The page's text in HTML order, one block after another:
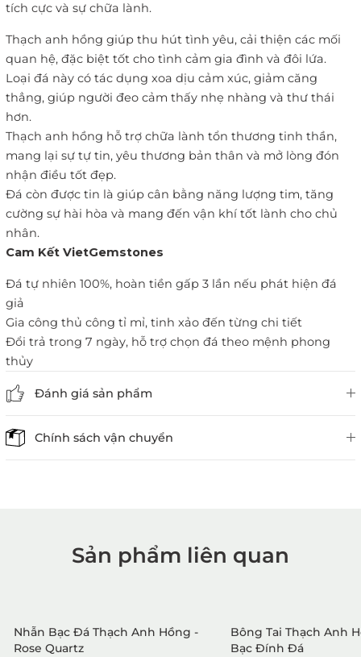
tích cực và sự chữa lành.
Thạch anh hồng giúp thu hút tình yêu, cải thiện các mối
quan hệ, đặc biệt tốt cho tình cảm gia đình và đôi lứa.
Loại đá này có tác dụng xoa dịu cảm xúc, giảm căng
thẳng, giúp người đeo cảm thấy nhẹ nhàng và thư thái
hơn.
Thạch anh hồng hỗ trợ chữa lành tổn thương tinh thần,
mang lại sự tự tin, yêu thương bản thân và mở lòng đón
nhận điều tốt đẹp.
Đá còn được tin là giúp cân bằng năng lượng tim, tăng
cường sự hài hòa và mang đến vận khí tốt lành cho chủ
nhân.
Cam Kết VietGemstones
Đá tự nhiên 100%, hoàn tiền gấp 3 lần nếu phát hiện đá
giả
Gia công thủ công tỉ mỉ, tinh xảo đến từng chi tiết
Đổi trả trong 7 ngày, hỗ trợ chọn đá theo mệnh phong
thủy
Đánh giá sản phẩm
Chính sách vận chuyển
1. Mua hàng trực tiếp tại VietGemstones
Sản phẩm liên quan
Nhẫn Bạc Đá Thạch Anh Hồng -
Rose Quartz
Bông Tai Thạch Anh
Bạc Đính Đá